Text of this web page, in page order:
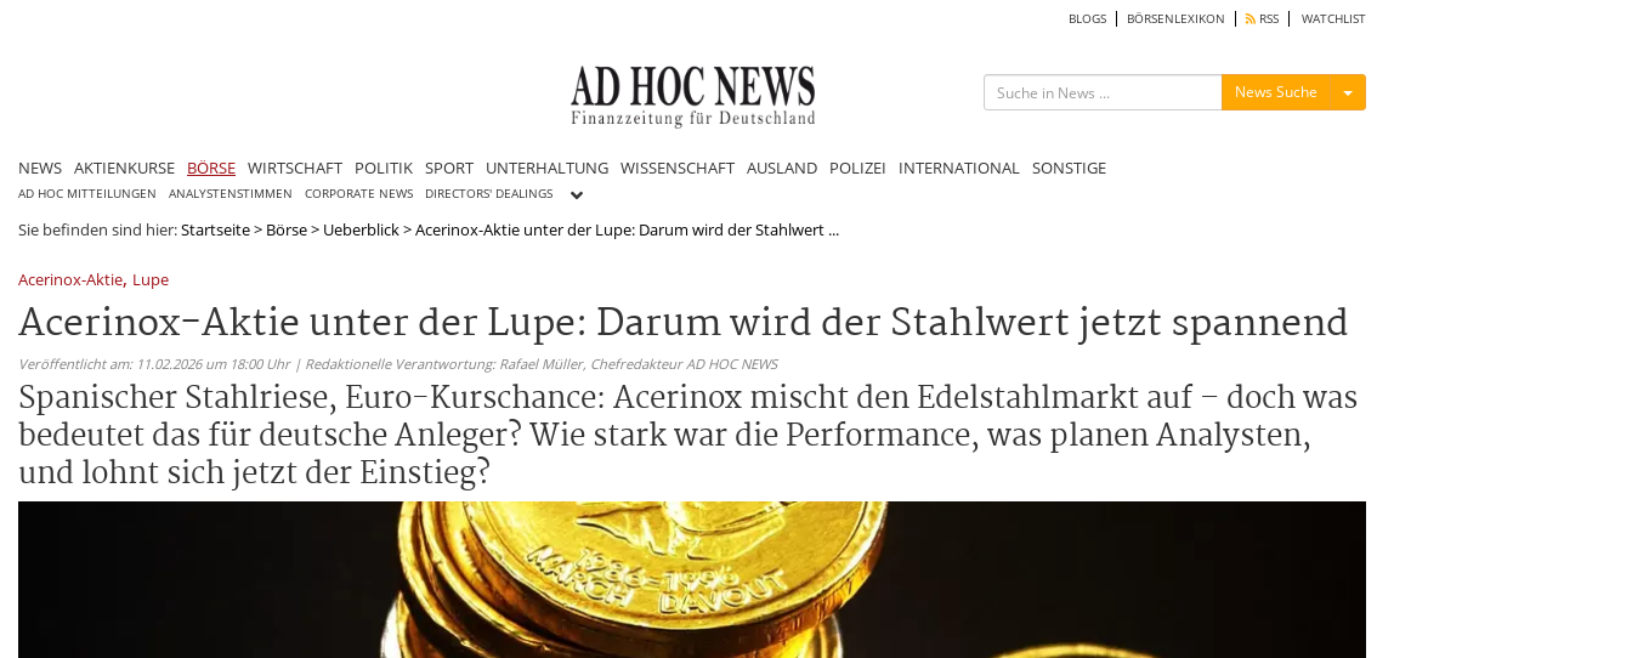
BLOGS BÖRSENLEXIKON RSS WATCHLIST
News Suche Menü ein-/ausblenden
NEWS AKTIENKURSE BÖRSE WIRTSCHAFT POLITIK SPORT UNTERHALTUNG WISSENSCHAFT AUSLAND POLIZEI INTERNATIONAL SONSTIGE
AD HOC MITTEILUNGEN ANALYSTENSTIMMEN CORPORATE NEWS DIRECTORS' DEALINGS
Sie befinden sind hier:Startseite> Börse> Ueberblick>Acerinox-Aktie unter der Lupe: Darum wird der Stahlwert ...
Acerinox-Aktie, Lupe
Acerinox-Aktie unter der Lupe: Darum wird der Stahlwert jetzt spannend
Veröffentlicht am: 11.02.2026 um 18:00 Uhr | Redaktionelle Verantwortung: Rafael Müller, Chefredakteur AD HOC NEWS
Spanischer Stahlriese, Euro-Kurschance: Acerinox mischt den Edelstahlmarkt auf – doch was
bedeutet das für deutsche Anleger? Wie stark war die Performance, was planen Analysten,
und lohnt sich jetzt der Einstieg?